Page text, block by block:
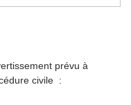
prévu à
civile :